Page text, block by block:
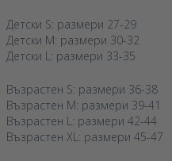
Детски S: размери 27-29
Детски M: размери 30-32
Детски L: размери 33-35
Възрастен S: размери 36-38
Възрастен M: размери 39-41
Възрастен L: размери 42-44
Възрастен XL: размери 45-47